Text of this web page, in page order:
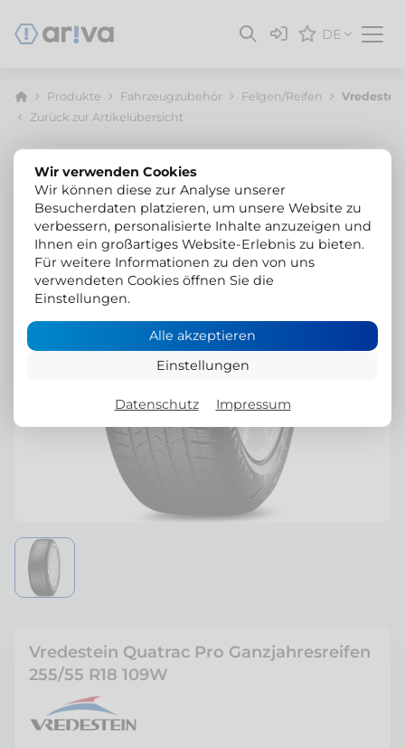
DE
Produkte Fahrzeugzubehör Felgen/Reifen
Zurück zur Artikelübersicht
Vredestein Quatrac Pro Ganzjahresreifen
255/55 R18 109W
Wir verwenden Cookies
Wir können diese zur Analyse unserer
Besucherdaten platzieren, um unsere Website zu
verbessern, personalisierte Inhalte anzuzeigen und
Ihnen ein großartiges Website-Erlebnis zu bieten.
Für weitere Informationen zu den von uns
verwendeten Cookies öffnen Sie die
Einstellungen.
Alle akzeptieren
Einstellungen
Datenschutz Impressum